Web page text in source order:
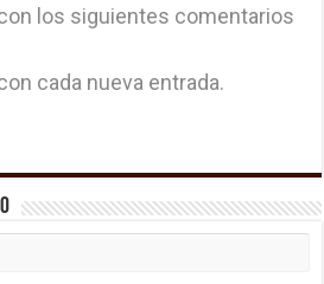
los siguientes comentarios
cada nueva entrada.